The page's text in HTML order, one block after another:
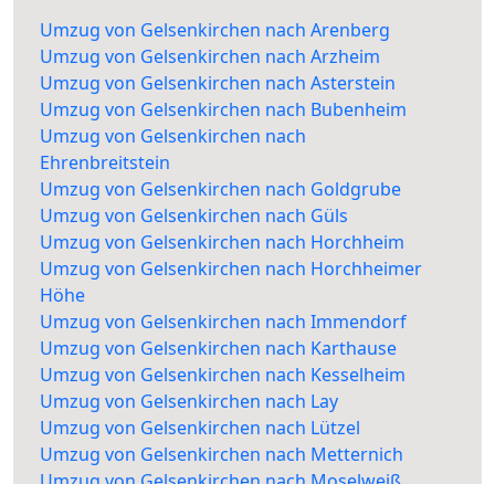
Umzug von Gelsenkirchen nach Arenberg
Umzug von Gelsenkirchen nach Arzheim
Umzug von Gelsenkirchen nach Asterstein
Umzug von Gelsenkirchen nach Bubenheim
Umzug von Gelsenkirchen nach
Ehrenbreitstein
Umzug von Gelsenkirchen nach Goldgrube
Umzug von Gelsenkirchen nach Güls
Umzug von Gelsenkirchen nach Horchheim
Umzug von Gelsenkirchen nach Horchheimer
Höhe
Umzug von Gelsenkirchen nach Immendorf
Umzug von Gelsenkirchen nach Karthause
Umzug von Gelsenkirchen nach Kesselheim
Umzug von Gelsenkirchen nach Lay
Umzug von Gelsenkirchen nach Lützel
Umzug von Gelsenkirchen nach Metternich